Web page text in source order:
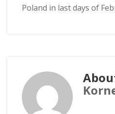
Poland in last days of